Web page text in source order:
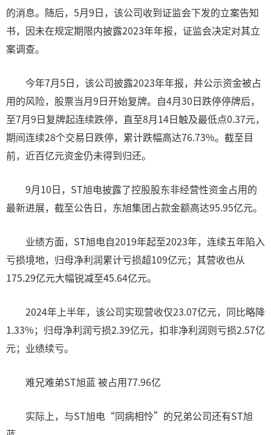
的消息。随后，5月9日，该公司收到证监会下发的立案告知
书，因未在规定期限内披露2023年年报，证监会决定对其立
案调查。
今年7月5日，该公司披露2023年年报，并公示资金被占
用的风险，股票当月9日开始复牌。自4月30日跌停停牌后，
至7月9日复牌起连续跌停，直至8月14日触及最低点0.37元，
期间连续28个交易日跌停，累计跌幅高达76.73%。截至目
前，近百亿元资金仍未得到归还。
9月10日，ST旭电披露了控股股东非经营性资金占用的
最新进展，截至公告日，东旭集团占款金额高达95.95亿元。
业绩方面，ST旭电自2019年起至2023年，连续五年陷入
亏损境地，归母净利润累计亏损超109亿元；其营收也从
175.29亿元大幅锐减至45.64亿元。
2024年上半年，该公司实现营收仅23.07亿元，同比略降
1.33%；归母净利润亏损2.39亿元，扣非净利润则亏损2.57亿
元；业绩续亏。
难兄难弟ST旭蓝 被占用77.96亿
实际上，与ST旭电“同病相怜”的兄弟公司还有ST旭